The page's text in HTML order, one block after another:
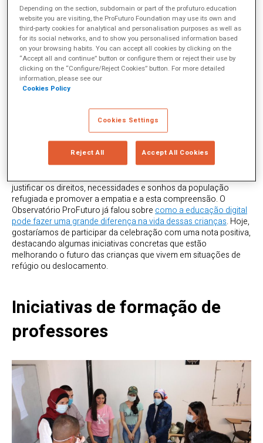
deslocadas pela guerra, violência, perseguição e violações dos
direitos humanos era de 89,3 milhões. Isto é 8% a mais do que
no ano anterior e mais do dobro do número de dez anos atrás.
Desde então, a invasão russa da Ucrânia – que desencadeou
uma das maiores e mais rápidas crises de deslocamento
forçado desde a Segunda Guerra Mundial – e outras
emergências, do continente africano para o Afeganistão e
outros lugares, levaram o número para mais de 100 milhões de
um em cada três era menina ou menino. Cerca de 35 milhões de
crianças em situação de refugiados vivem e aprendem em
condições muito precárias.
Em 2001, as Nações Unidas criaram oDia Mundial do
Refugiadopara homenagear refugiados e pessoas deslocadas
justificar os direitos, necessidades e sonhos da população
refugiada e promover a empatia e a esta compreensão. O
Observatório ProFuturo já falou sobre como a educação digital
pode fazer uma grande diferença na vida dessas crianças. Hoje,
gostaríamos de participar da celebração com uma nota positiva,
destacando algumas iniciativas concretas que estão
melhorando o futuro das crianças que vivem em situações de
refúgio ou deslocamento.
Iniciativas de formação de
professores
Depending on the section, subdomain or part of the profuturo.education
website you are visiting, the ProFuturo Foundation may use its own and
third-party cookies for analytical and personalisation purposes as well as
for its social networks, and to show you personalised information based
on your browsing habits. You can accept all cookies by clicking on the
“Accept all and continue” button or configure them or reject their use by
clicking on the “Configure/Reject Cookies” button. For more detailed
information, please see our
Cookies Policy
Cookies Settings
Reject All Accept All Cookies